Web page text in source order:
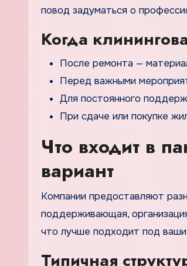
повод задуматься о
Когда
После ремонта —
Перед важными
Для постоянного
При сдаче или покупке
Что входит в
вариант
Компании предоставляют
поддерживающая,
что лучше подходит под ваши
Типичная